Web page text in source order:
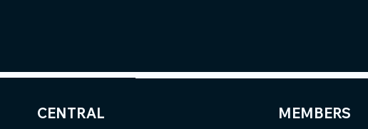
CENTRAL MEMBERS